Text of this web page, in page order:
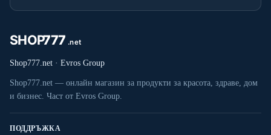
Shop777.net · Evros Group
Shop777.net — онлайн магазин за продукти за красота, здраве, дом
и бизнес. Част от Evros Group.
ПОДДРЪЖКА